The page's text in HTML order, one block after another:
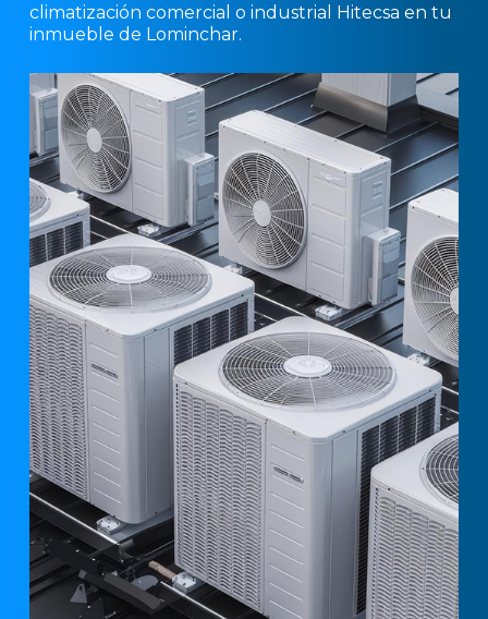
climatización comercial o industrial Hitecsa en tu
inmueble de Lominchar.